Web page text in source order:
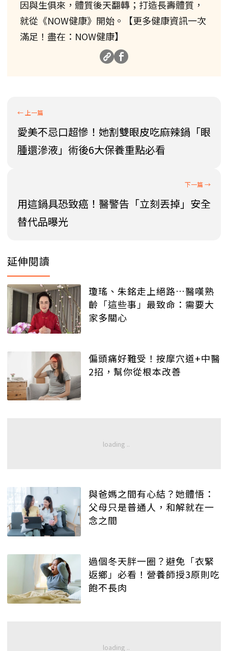
因與生俱來，體質後天翻轉；打造長壽體質，
就從《NOW健康》開始。【更多健康資訊一次
滿足！盡在：NOW健康】
愛美不忌口超慘！她割雙眼皮吃麻辣鍋「眼
腫還滲液」術後6大保養重點必看
用這鍋具恐致癌！醫警告「立刻丟掉」安全
替代品曝光
延伸閱讀
瓊瑤、朱銘走上絕路…醫嘆熟
齡「這些事」最致命：需要大
家多關心
偏頭痛好難受！按摩穴道+中醫
2招，幫你從根本改善
與爸媽之間有心結？她體悟：
父母只是普通人，和解就在一
念之間
過個冬天胖一圈？避免「衣緊
返鄉」必看！營養師授3原則吃
飽不長肉